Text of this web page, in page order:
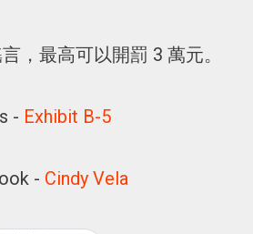
，最高可以開罰 3 萬元。
- Exhibit B-5
- Cindy Vela